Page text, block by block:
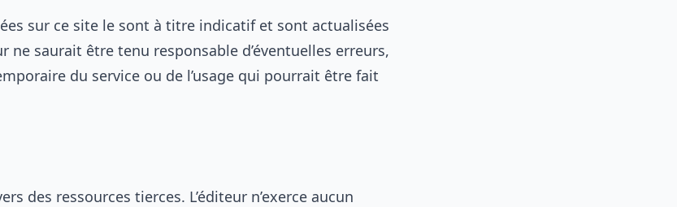
sur ce site le sont à titre indicatif et sont actualisées
ne saurait être tenu responsable d’éventuelles erreurs,
du service ou de l’usage qui pourrait être fait
des ressources tierces. L’éditeur n’exerce aucun